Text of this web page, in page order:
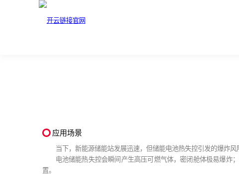
应用场景
当下，新能源储能站发展迅速，但储能电池热失控引发的爆炸风
电池储能热失控会瞬间产生高压可燃气体，密闭舱体极易爆炸
置。